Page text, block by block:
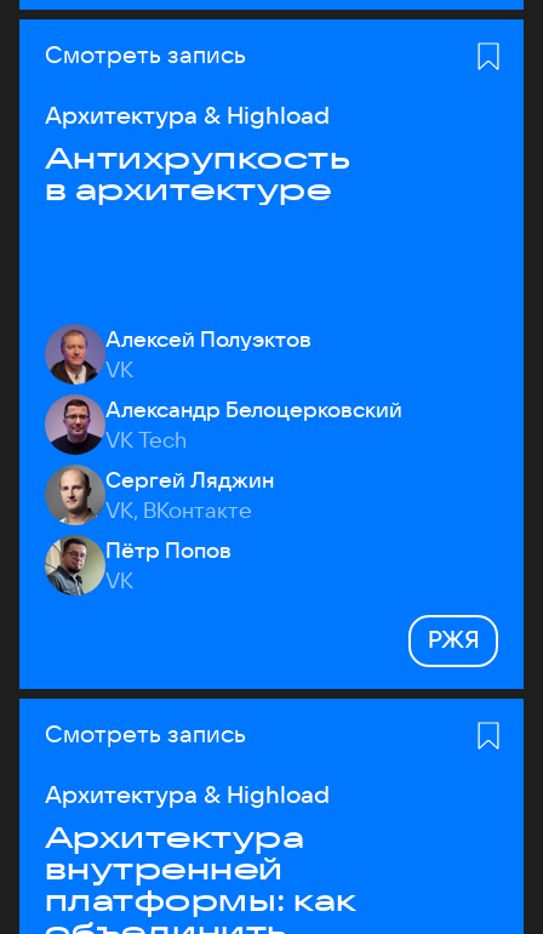
Смотреть запись
Архитектура & Highload
Антихрупкость
в архитектуре
Алексей Полуэктов
VK
Александр Белоцерковский
VK Tech
Сергей Ляджин
VK, ВКонтакте
Пётр Попов
VK
РЖЯ
Смотреть запись
Архитектура & Highload
Архитектура
внутренней
платформы: как